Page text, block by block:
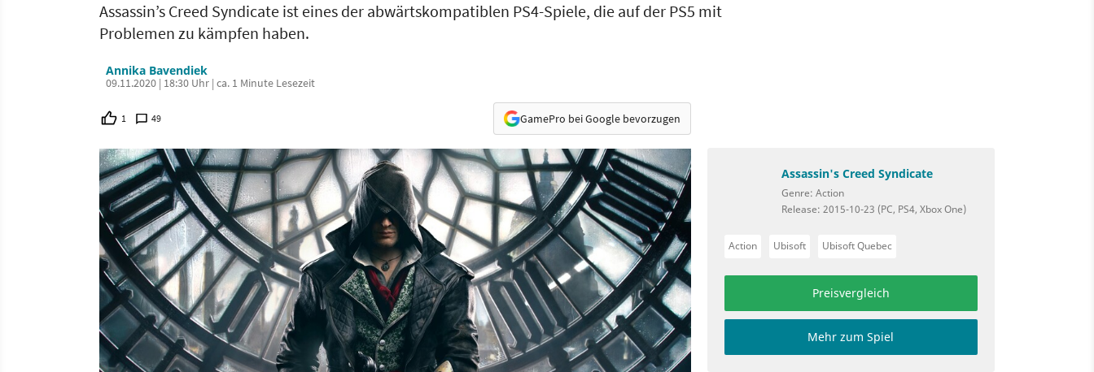
Assassin’s Creed Syndicate ist eines der abwärtskompatiblen PS4-Spiele, die auf der PS5 mit
Problemen zu kämpfen haben.
Annika Bavendiek
09.11.2020 | 18:30 Uhr | ca. 1 Minute Lesezeit
1 49 GamePro bei Google bevorzugen
Assassin's Creed Syndicate
Genre: Action
Release: 2015-10-23 (PC, PS4, Xbox One)
Action Ubisoft Ubisoft Quebec
Preisvergleich
Mehr zum Spiel